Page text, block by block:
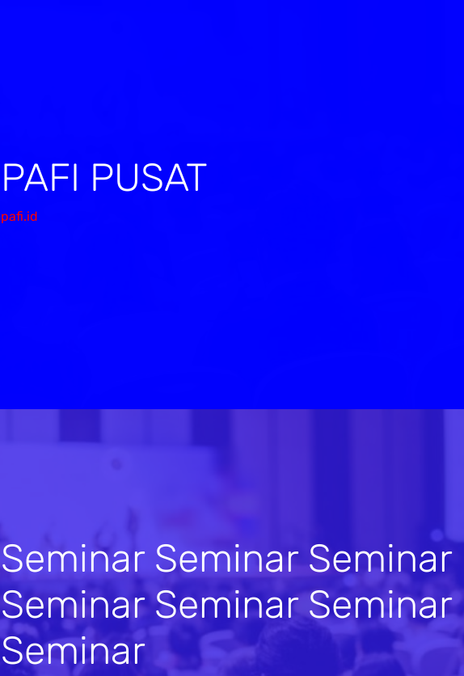
PAFI PUSAT
pafi.id
Seminar Seminar Seminar
Seminar Seminar Seminar
Seminar